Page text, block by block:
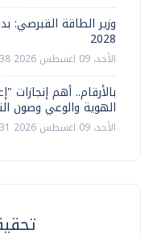
وزير الطاقة القبرصي:
2028
الأحد، 09 اغسطس 2026 05:38 م
بالأرقام.. أهم إنجازات
الهوية والوعي وصون
الأحد، 09 اغسطس 2026 05:31 م